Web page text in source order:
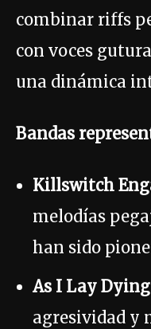
combinar riffs
con voces
una dinámica
Bandas
Killswitch
melodías
han sido
As I Lay
agresividad y